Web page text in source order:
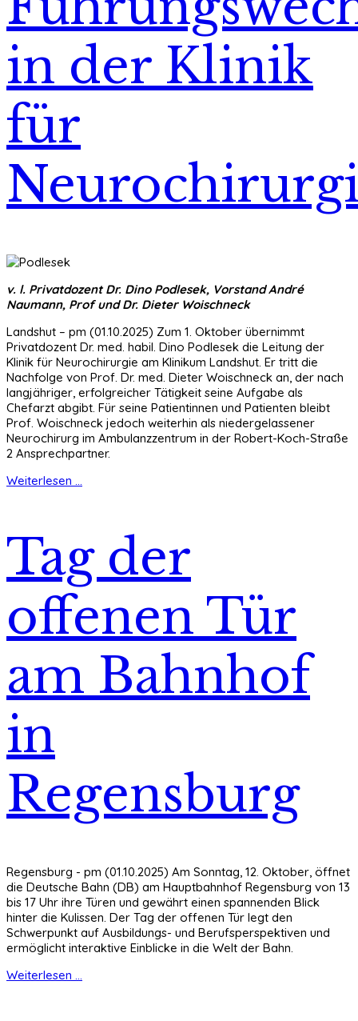
in der Klinik
für
v. l. Privatdozent Dr. Dino Podlesek, Vorstand André
Naumann, Prof und Dr. Dieter Woischneck
Landshut – pm (01.10.2025) Zum 1. Oktober übernimmt
Privatdozent Dr. med. habil. Dino Podlesek die Leitung der
Klinik für Neurochirurgie am Klinikum Landshut. Er tritt die
Nachfolge von Prof. Dr. med. Dieter Woischneck an, der nach
langjähriger, erfolgreicher Tätigkeit seine Aufgabe als
Chefarzt abgibt. Für seine Patientinnen und Patienten bleibt
Prof. Woischneck jedoch weiterhin als niedergelassener
Neurochirurg im Ambulanzzentrum in der Robert-Koch-Straße
2 Ansprechpartner.
Weiterlesen ...
Tag der
offenen Tür
am Bahnhof
in
Regensburg
Regensburg - pm (01.10.2025) Am Sonntag, 12. Oktober, öffnet
die Deutsche Bahn (DB) am Hauptbahnhof Regensburg von 13
bis 17 Uhr ihre Türen und gewährt einen spannenden Blick
hinter die Kulissen. Der Tag der offenen Tür legt den
Schwerpunkt auf Ausbildungs- und Berufsperspektiven und
ermöglicht interaktive Einblicke in die Welt der Bahn.
Weiterlesen ...